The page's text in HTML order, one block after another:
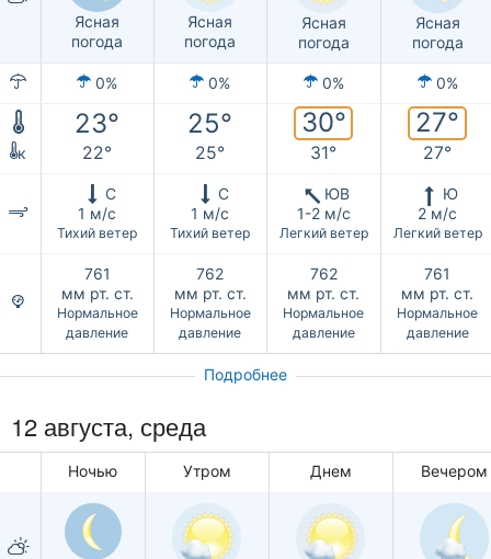
Ясная
погода
Ясная
погода
Ясная
погода
Ясная
погода
0% 0% 0% 0%
23° 25° 30° 27°
к 22° 25° 31° 27°
С
1 м/с
Тихий ветер
С
1 м/с
Тихий ветер
ЮВ
1-2 м/с
Легкий ветер
Ю
2 м/с
Легкий ветер
761
мм рт. ст.
Нормальное
давление
762
мм рт. ст.
Нормальное
давление
762
мм рт. ст.
Нормальное
давление
761
мм рт. ст.
Нормальное
давление
Подробнее
12 августа, среда
Ночью Утром Днем Вечером